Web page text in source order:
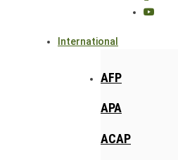
International
AFP
APA
ACAP